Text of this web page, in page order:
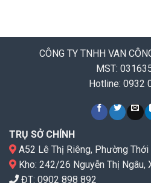
CÔNG TY TNHH VAN
MST:
Hotline: 0932
TRỤ SỞ CHÍNH
A52 Lê Thị Riêng, Phường Thới
Kho: 242/26 Nguyễn Thị Ngâu,
ĐT: 0902 898 892